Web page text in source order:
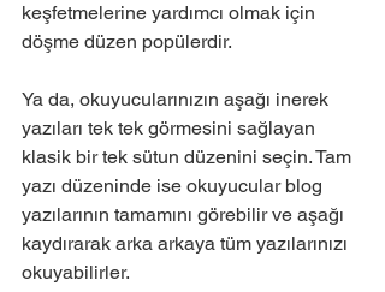
keşfetmelerine yardımcı olmak için
döşme düzen popülerdir.
Ya da, okuyucularınızın aşağı inerek
yazıları tek tek görmesini sağlayan
klasik bir tek sütun düzenini seçin. Tam
yazı düzeninde ise okuyucular blog
yazılarının tamamını görebilir ve aşağı
kaydırarak arka arkaya tüm yazılarınızı
okuyabilirler.